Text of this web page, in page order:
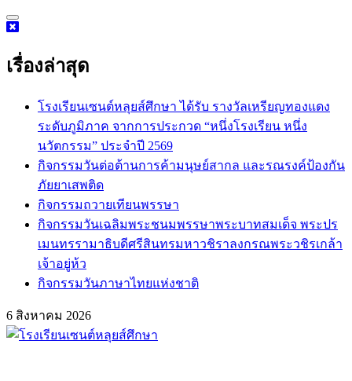
Skip
to
เรื่องล่าสุด
โรงเรียนเซนต์หลุยส์ศึกษา ได้รับ รางวัลเหรียญทองแดง
ระดับภูมิภาค จากการประกวด “หนึ่งโรงเรียน หนึ่ง
นวัตกรรม” ประจำปี 2569
กิจกรรม​วันต่อต้านการค้ามนุษย์สากล และรณรงค์ป้องกัน
ภัยยาเสพติด
กิจกรรมถวายเทียนพรรษา
กิจกรรมวันเฉลิมพระชนมพรรษาพระบาทสมเด็จ พระปร
เมนทรรามาธิบดีศรีสินทรมหาวชิราลงกรณพระวชิรเกล้า
เจ้าอยู่ห้ว
กิจกรรมวันภาษาไทยแห่งชาติ
6 สิงหาคม 2026